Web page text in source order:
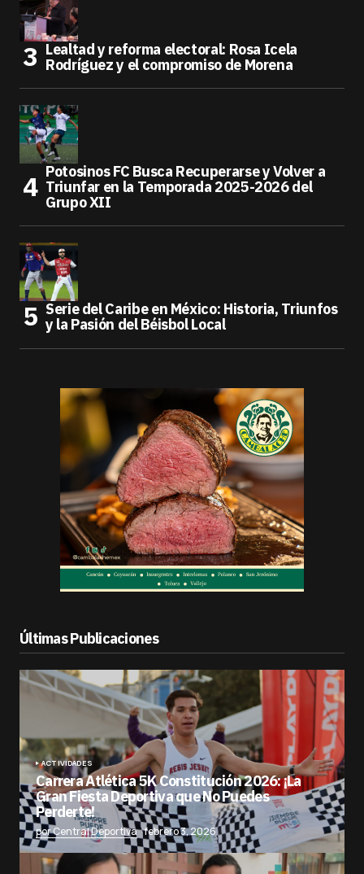
Lealtad y reforma electoral: Rosa Icela
Rodríguez y el compromiso de Morena
Potosinos FC Busca Recuperarse y Volver a
Triunfar en la Temporada 2025-2026 del
Grupo XII
Serie del Caribe en México: Historia, Triunfos
y la Pasión del Béisbol Local
Últimas Publicaciones
ACTIVIDADES
Carrera Atlética 5K Constitución 2026: ¡La
Gran Fiesta Deportiva que No Puedes
Perderte!
por Central Deportiva febrero 3, 2026